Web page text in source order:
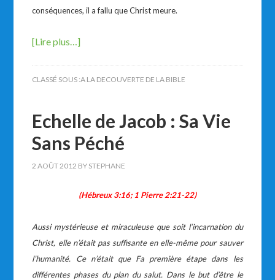
conséquences, il a fallu que Christ meure.
[Lire plus…]
CLASSÉ SOUS :A LA DECOUVERTE DE LA BIBLE
Echelle de Jacob : Sa Vie
Sans Péché
2 AOÛT 2012 BY STEPHANE
(Hébreux 3:16; 1 Pierre 2:21-22)
Aussi mystérieuse et miraculeuse que soit l’incarnation du
Christ, elle n’était pas suffisante en elle-même pour sauver
l’humanité. Ce n’était que Fa première étape dans les
différentes phases du plan du salut. Dans le but d’être le